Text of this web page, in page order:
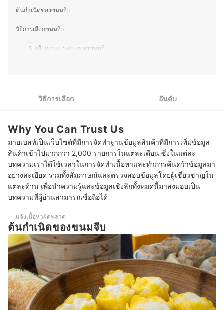
ลงตัว โดยนอกจากบริหารร้าน คุณพีทยังติดตามเทรนด์อาหาร
อาหาร เบเกอรี่ และการพัฒนาเมนูต่าง ๆ เพื่อให้ผู้ที่สนใจ
ประวัติของ ธนกร พรวรรณพงศา (พีท)
ต้นกำเนิดของขนมจีบ
วิธีการเลือกขนมจีบ
1 เลือกจากประเภทของขนมจีบ
4 เลือกขนมจีบจากร้านดังเจ้าอร่อย เพื่อนำไปเป็นของฝาก
10 อันดับ ขนมจีบ เจ้าไหนอร่อย ไส้แน่น ทั้งแบบแช่แข็ง และทำสดใหม่
วิธีการเลือก อันดับ
Why You Can Trust Us
มายเบสท์เป็นเว็บไซต์ที่มีการจัดทำฐานข้อมูลสินค้าที่มีการเพิ่มข้อมูล
สินค้าเข้าไปมากกว่า 2,000 รายการในแต่ละเดือน ซึ่งในแต่ละ
บทความเราได้ใช้เวลาในการจัดทำเนื้อหาและทำการค้นคว้าข้อมูลมา
อย่างละเอียด รวมทั้งสัมภาษณ์และตรวจสอบข้อมูลโดยผู้เชี่ยวชาญใน
แต่ละด้าน เพื่อนำความรู้และข้อมูลเชิงลึกทั้งหมดนี้มาส่งมอบเป็น
บทความที่ผู้อ่านสามารถเชื่อถือได้
แจ้งเนื้อหาผิดพลาด
ต้นกำเนิดของขนมจีบ